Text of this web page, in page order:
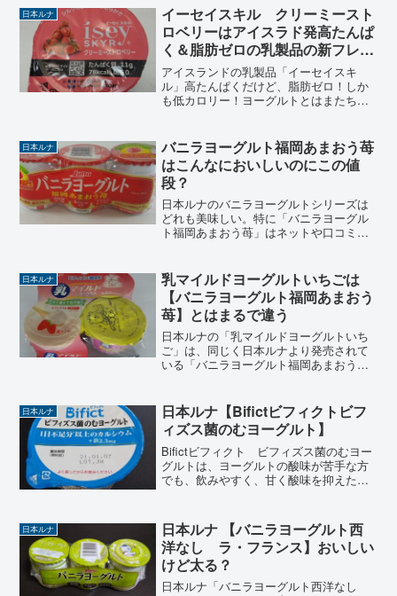
り、優しい甘さがホッとする、ちょっと
一息入れたいときに合うド...
日本ルナ
イーセイスキル クリーミースト
ロベリーはアイスラド発高たんぱ
く＆脂肪ゼロの乳製品の新フレー
バー
アイスランドの乳製品「イーセイスキ
ル」高たんぱくだけど、脂肪ゼロ！しか
も低カロリー！ヨーグルトとはまたちょ
ジデザインもリニューアルされ、今まで
のプラスチックのフタがなく...
日本ルナ
バニラヨーグルト福岡あまおう苺
はこんなにおいしいのにこの値
段？
日本ルナのバニラヨーグルトシリーズは
どれも美味しい。特に「バニラヨーグル
ト福岡あまおう苺」はネットや口コミな
この値段は果たして「高い」のか「安
い」のか？食べる人によって評価は違う
がわたしは安いと思う。バニラヨーグル
ト福岡あまおう苺の評価・感想です
日本ルナ
乳マイルドヨーグルトいちごは
【バニラヨーグルト福岡あまおう
苺】とはまるで違う
日本ルナの「乳マイルドヨーグルトいち
ご」は、同じく日本ルナより発売されて
いる「バニラヨーグルト福岡あまおう
たときに感じる効果もまったく別もの。
いったいどんな点が違うのか？「乳マイ
ルドヨーグルトいちご」の感想・評価と
合わせて書いてみましょう。
日本ルナ
日本ルナ【Bifictビフィクトビフ
ィズス菌のむヨーグルト】
Bifictビフィクト ビフィズス菌のむヨー
グルトは、ヨーグルトの酸味が苦手な方
でも、飲みやすく、甘く酸味を抑えたド
らに女性に必要だと言われる「鉄」が
2.3mgも入って...
日本ルナ
日本ルナ 【バニラヨーグルト西
洋なし ラ・フランス】おいしい
けど太る？
日本ルナ「バニラヨーグルト西洋なし